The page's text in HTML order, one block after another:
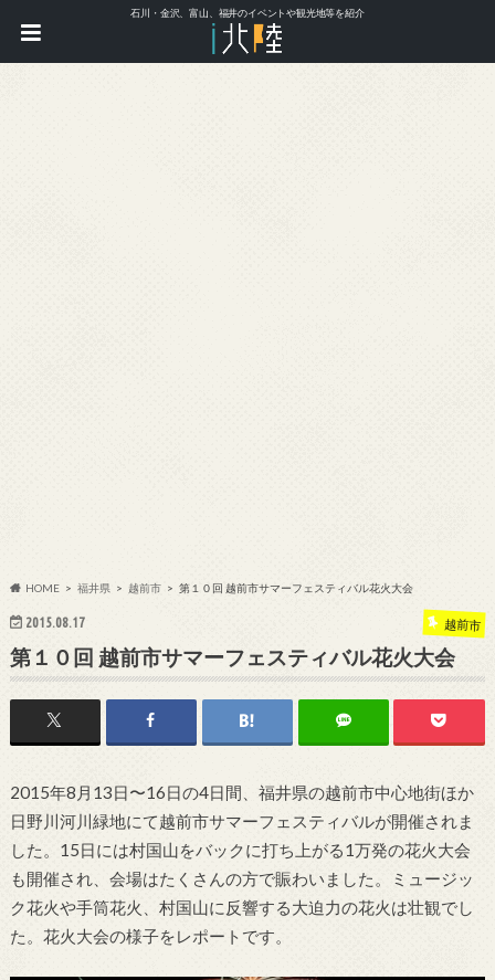
石川・金沢、富山、福井のイベントや観光地等を紹介
HOME 福井県 越前市 第１０回 越前市サマーフェスティバル花火大会
2015.08.17 越前市
第１０回 越前市サマーフェスティバル花火大会
2015年8月13日〜16日の4日間、福井県の越前市中心地街ほか
日野川河川緑地にて越前市サマーフェスティバルが開催されま
した。15日には村国山をバックに打ち上がる1万発の花火大会
も開催され、会場はたくさんの方で賑わいました。ミュージッ
ク花火や手筒花火、村国山に反響する大迫力の花火は壮観でし
た。花火大会の様子をレポートです。